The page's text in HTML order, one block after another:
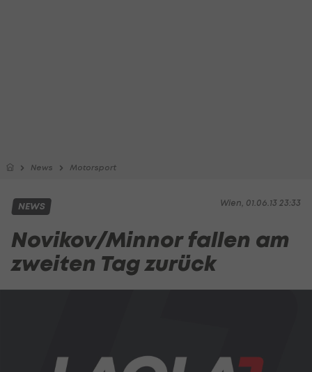
News Motorsport
Wien, 01.06.13 23:33
NEWS
Novikov/Minnor fallen am
zweiten Tag zurück